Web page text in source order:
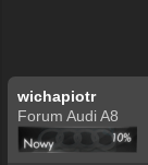
wichapiotr
Forum Audi A8